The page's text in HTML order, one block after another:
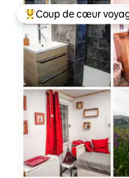
Coups de cœur
Coup de cœur